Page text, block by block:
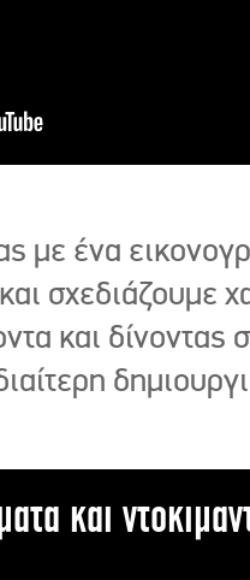
με ένα
σχεδιάζουμε
και δίνοντας
και